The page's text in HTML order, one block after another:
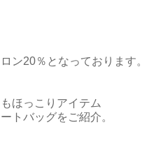
ン20％となっております。
ほっこりアイテム
トバッグをご紹介。